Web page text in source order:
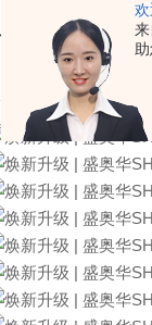
欢
的水质分